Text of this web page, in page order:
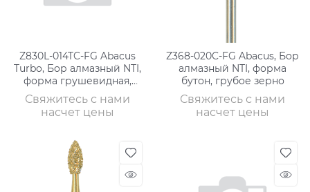
Z830L-014TC-FG Abacus
Turbo, Бор алмазный NTI,
форма грушевидная,
Свяжитесь с нами
насчет цены
Z368-020C-FG Abacus, Бор
алмазный NTI, форма
бутон, грубое зерно
Свяжитесь с нами
насчет цены